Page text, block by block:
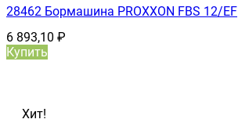
28462 Бормашина PROXXON FBS 12/ЕF
6 893,10 ₽
Купить
Хит!